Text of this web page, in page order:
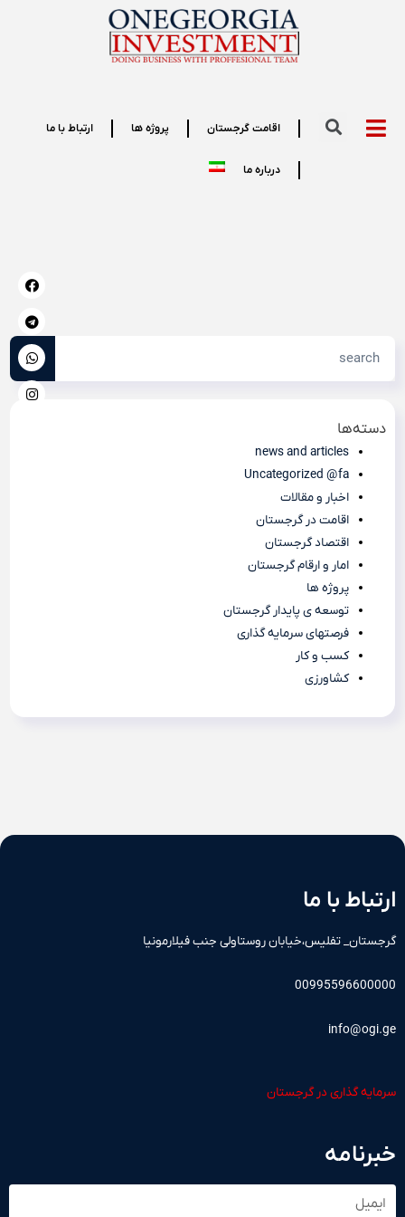
اقامت گرجستان پروژه ها ارتباط با ما
درباره ما
دسته‌ها
news and articles
Uncategorized @fa
اخبار و مقالات
اقامت در گرجستان
اقتصاد گرجستان
امار و ارقام گرجستان
پروژه ها
توسعه ی پایدار گرجستان
فرصتهای سرمایه گذاری
کسب و کار
کشاورزی
ارتباط با ما
گرجستان_ تفلیس،خیابان روستاولی جنب فیلارمونیا
00995596600000
info@ogi.ge
سرمایه گذاری در گرجستان
خبرنامه